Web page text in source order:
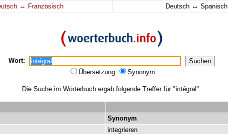
↔ Französisch Deutsch ↔ Spanisch
Wort:
Übersetzung
Synonym
Die Suche im Wörterbuch ergab folgende Treffer für "intégral":
Synonym
integrieren